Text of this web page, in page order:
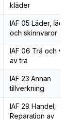
kläder
IAF 05 Läder,
och skinnvaror
IAF 06 Trä och
av trä
IAF 23 Annan
tillverkning
IAF 29 Handel;
Reparation av